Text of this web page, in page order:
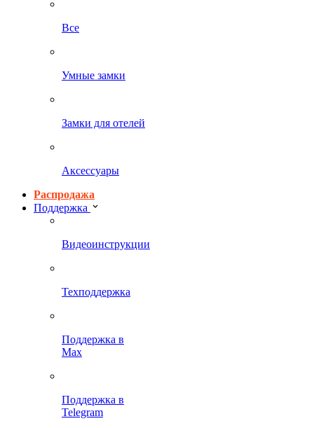
Все
Умные замки
Замки для отелей
Аксессуары
Распродажа
Поддержка
Видеоинструкции
Техподдержка
Поддержка в
Max
Поддержка в
Telegram